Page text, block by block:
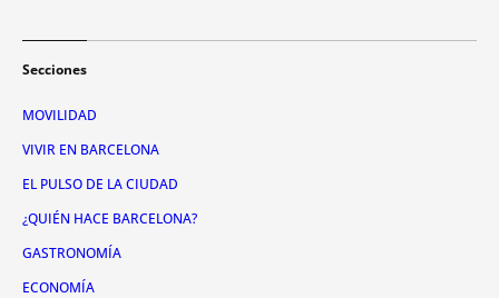
Secciones
MOVILIDAD
VIVIR EN BARCELONA
EL PULSO DE LA CIUDAD
¿QUIÉN HACE BARCELONA?
GASTRONOMÍA
ECONOMÍA